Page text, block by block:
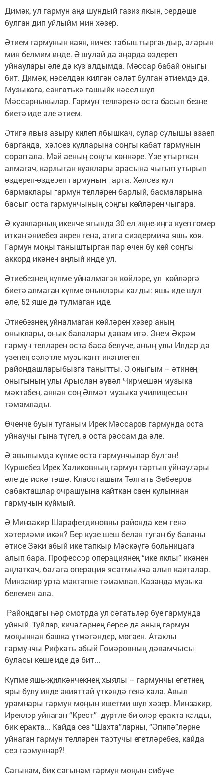
Димәк, ул гармун аңа шундый газиз якын, сердәше
булган дип уйлыйм мин хәзер.
Әтием гармунын каян, ничек табыштыргандыр, аларын
мин белмим инде. Ә шулай да аңарда өздереп
уйнаулары әле дә күз алдымда. Мәссар бабай оныгы
бит. Димәк, нәселдән килгән сәләт булган әтиемдә дә.
Музыкага, сәнгатькә гашыйк нәсел шул
Мәссарныкылар. Гармун телләренә оста басып безне
биетә иде әле әтием.
Әтигә явыз авыру килеп ябышкач, сулар сулышы азаеп
барганда, хәлсез кулларына соңгы кабат гармунын
сорап ала. Май аеның соңгы көннәре. Үзе утырткан
алмагач, карлыган куаклары арасына чыгып утырып
өздереп-өздереп гармунын тарта. Хәлсез кул
бармаклары гармун телләрен барлый, басмаларына
басып оста гармунчының соңгы көйләрен чыгара.
Ә куакларның икенче ягында 30 ел иңне-иңгә куеп гомер
иткән әниебез әкрен генә, әтигә сиздермичә яшь коя.
Гармун моңы таныштырган пар өчен бу көй соңгы
аккорд икәнен аңлый инде ул.
Әтиебезнең күпме уйналмаган көйләре, ул көйләргә
биетә алмаган күпме оныклары калды: яшь иде шул
әле, 52 яше дә тулмаган иде.
Әтиебезнең уйналмаган көйләрен хәзер аның
оныклары, онык балалары дәвам итә. Энем Әкрәм
гармун телләрен оста баса белүче, аның улы Илдар да
үзенең сәләтле музыкант икәнлеген
райондашларыбызга танытты. Ә оныгым – әтинең
оныгының улы Арыслан әүвәл Чирмешән музыка
мәктәбен, аннан соң Әлмәт музыка училищесын
тәмамлады.
Өченче буын туганым Ирек Мәссаров гармунда оста
уйнаучы гына түгел, ә оста рәссам да әле.
Ә авылымда күпме оста гармунчылар булган!
Күршебез Ирек Халиковның гармун тартып уйнаулары
әле дә искә төшә. Классташым Тәлгать Зөбәеров
сабакташлар очрашуына кайткан саен кулыннан
гармунын куймый.
Ә Минзакир Шәрәфетдиновны районда кем генә
хәтерләми икән? Бер күзе шеш белән туган бу баланы
әтисе Зәки абый ике тапкыр Мәскәүгә больницага
алып бара. Профессор операциянең “ике яклы” икәнен
аңлаткач, балага операция ясатмыйча алып кайталар.
Минзакир урта мәктәпне тәмамлап, Казанда музыка
белемен ала.
Райондагы һәр смотрда ул сәгатьләр буе гармунда
уйный. Туйлар, кичәләрнең берсе дә аның гармун
моңыннан башка үтмәгәндер, мөгаен. Атаклы
гармунчы Рифкать абый Гомәровның дәвамчысы
буласы кеше иде дә бит...
Күпме яшь-җилкәнчекнең хыялы – гармунчы егетнең
яры булу инде әкияттәй үткәндә генә кала. Авыл
урамнары гармун моңын ишетми шул хәзер. Минзакир,
Ирекләр уйнаган “Крест”- дүртле биюләр еракта калды,
бик еракта... Кайда сез “Шахта”ларны, “Әпипә”ләрне
уйнаган гармун телләрен тартучы егетләребез, кайда
сез гармуннар?!
Сагынам, бик сагынам гармун моңын сибүче